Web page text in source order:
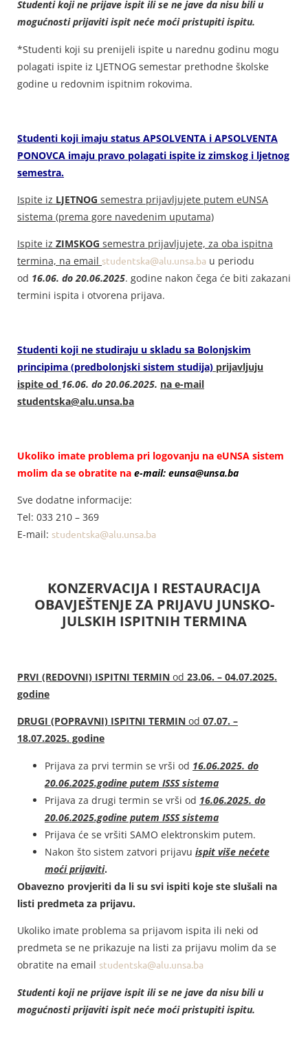
Studenti koji ne prijave ispit ili se ne jave da nisu bili u
mogućnosti prijaviti ispit neće moći pristupiti ispitu.
*Studenti koji su prenijeli ispite u narednu godinu mogu
polagati ispite iz LJETNOG semestar prethodne školske
godine u redovnim ispitnim rokovima.
Studenti koji imaju status APSOLVENTA i APSOLVENTA
PONOVCA imaju pravo polagati ispite iz zimskog i ljetnog
semestra.
Ispite iz LJETNOG semestra prijavljujete putem eUNSA
sistema (prema gore navedenim uputama)
Ispite iz ZIMSKOG semestra prijavljujete, za oba ispitna
termina, na email studentska@alu.unsa.ba u periodu
od 16.06. do 20.06.2025. godine nakon čega će biti zakazani
termini ispita i otvorena prijava.
Studenti koji ne studiraju u skladu sa Bolonjskim
principima (predbolonjski sistem studija) prijavljuju
ispite od 16.06. do 20.06.2025. na e-mail
studentska@alu.unsa.ba
Ukoliko imate problema pri logovanju na eUNSA sistem
molim da se obratite na e-mail: eunsa@unsa.ba
Sve dodatne informacije:
Tel: 033 210 – 369
E-mail: studentska@alu.unsa.ba
KONZERVACIJA I RESTAURACIJA
OBAVJEŠTENJE ZA PRIJAVU JUNSKO-
JULSKIH ISPITNIH TERMINA
PRVI (REDOVNI) ISPITNI TERMIN od 23.06. – 04.07.2025.
godine
DRUGI (POPRAVNI) ISPITNI TERMIN od 07.07. –
18.07.2025. godine
Prijava za prvi termin se vrši od 16.06.2025. do
20.06.2025.godine putem ISSS sistema
Prijava za drugi termin se vrši od 16.06.2025. do
20.06.2025.godine putem ISSS sistema
Prijava će se vršiti SAMO elektronskim putem.
Nakon što sistem zatvori prijavu ispit više nećete
moći prijaviti.
Obavezno provjeriti da li su svi ispiti koje ste slušali na
listi predmeta za prijavu.
Ukoliko imate problema sa prijavom ispita ili neki od
predmeta se ne prikazuje na listi za prijavu molim da se
obratite na email studentska@alu.unsa.ba
Studenti koji ne prijave ispit ili se ne jave da nisu bili u
mogućnosti prijaviti ispit neće moći pristupiti ispitu.